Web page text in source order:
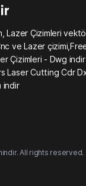
Lazer Çizimleri
ve Lazer
Çizimleri - Dwg
Laser Cutting Cdr
indir
All rights reserved.